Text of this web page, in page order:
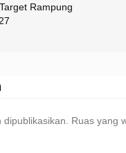
Rampung
Ruas yang